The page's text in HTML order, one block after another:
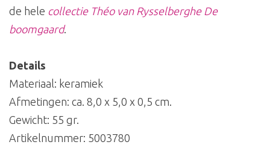
de hele collectie Théo van Rysselberghe De
boomgaard.
Details
Materiaal: keramiek
Afmetingen: ca. 8,0 x 5,0 x 0,5 cm.
Gewicht: 55 gr.
Artikelnummer: 5003780